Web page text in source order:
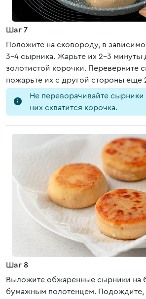
Шаг 7
Положите на сковороду, в
3-4 сырника. Жарьте их 2-3 минуты
золотистой корочки. Переверните
пожарьте их с другой стороны еще
Не переворачивайте
них схватится корочка.
Шаг 8
Выложите обжаренные сырники на
бумажным полотенцем. Подождите,